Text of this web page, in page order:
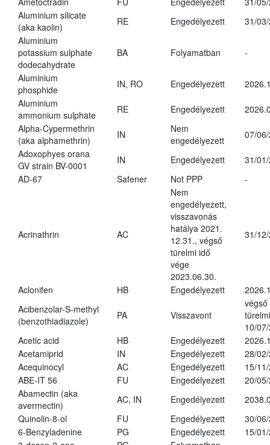
Aluminium silicate
(aka kaolin)
RE Engedélyezett
31/
Aluminium
potassium sulphate
dodecahydrate
BA Folyamatban -
Aluminium
phosphide
IN, RO Engedélyezett
Aluminium
ammonium sulphate
RE Engedélyezett
Alpha-Cypermethrin
(aka alphamethrin)
IN
Nem
engedélyezett
07/
Adoxophyes orana
GV strain BV-0001
IN Engedélyezett
31/
AD-67
Safener Not PPP -
Acrinathrin AC
Nem
engedélyezett,
visszavonás
hatálya 2021.
12.31., végső
türelmi idő
vége
2023.06.30.
31/
Aclonifen HB Engedélyezett
Acibenzolar-S-methyl
(benzothiadiazole)
PA Visszavont
végső
10/
Acetic acid
HB Engedélyezett
Acetamiprid
IN Engedélyezett
28/
Acequinocyl
AC Engedélyezett
15/
ABE-IT 56
FU Engedélyezett
20/
Abamectin (aka
avermectin)
AC, IN Engedélyezett
Quinolin-8-ol
FU Engedélyezett
30/
6-Benzyladenine
PG Engedélyezett
15/